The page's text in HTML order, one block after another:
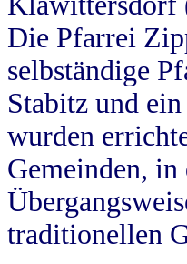
Die Pfarrei
selbständige
Stabitz und
wurden
Gemeinden, in
traditionellen